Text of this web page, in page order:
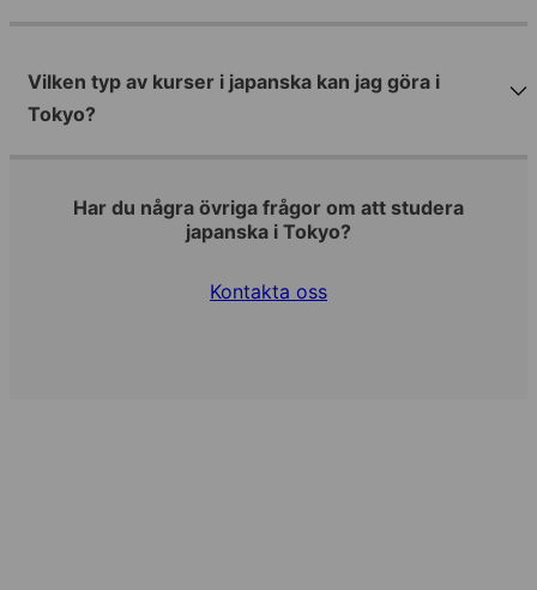
Vilken typ av kurser i japanska kan jag göra i
Tokyo?
Har du några övriga frågor om att studera
japanska i Tokyo?
Kontakta oss